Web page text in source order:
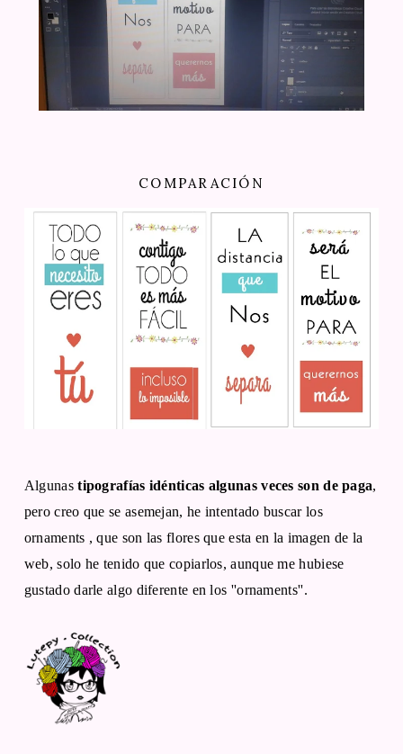
COMPARACIÓN
Algunastipografías idénticas algunas veces son de paga,
pero creo que se asemejan, he intentado buscar los
ornaments , que son las flores que esta en la imagen de la
web, solo he tenido que copiarlos, aunque me hubiese
gustado darle algo diferente en los ''ornaments''.